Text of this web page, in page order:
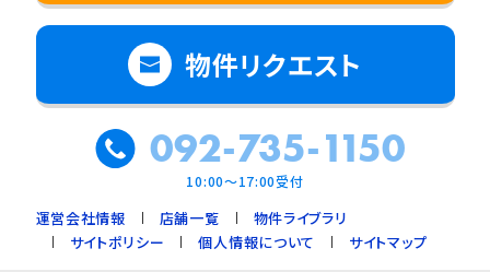
要で、ご本人の同意を得ることが難しいとき
5. 公衆衛生の向上、児童の健全な育成のため
に必要で、ご本人の同意を得ることが難しいと
き
6. 国や地方公共団体などに協力する場合で、
ご本人の同意を得ることによって支障を及ぼす
おそれがあるとき
7. 合併又は譲渡などの事由による事業の承継
に伴って個人情報を提供する場合で、承継前の
物件リクエスト
092-735-1150
10:00～17:00受付
運営会社情報 店舗一覧
物件ライブラリ
サイトポリシー
個人情報について サイトマップ